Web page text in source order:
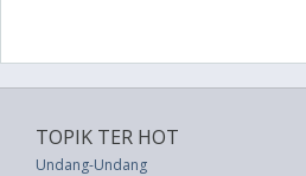
TOPIK TER HOT
Undang-Undang